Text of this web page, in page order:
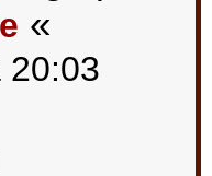
«
20:03